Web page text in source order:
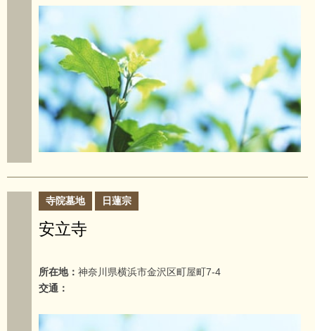
寺院墓地 日蓮宗
安立寺
所在地： 神奈川県横浜市金沢区町屋町7-4
交通：